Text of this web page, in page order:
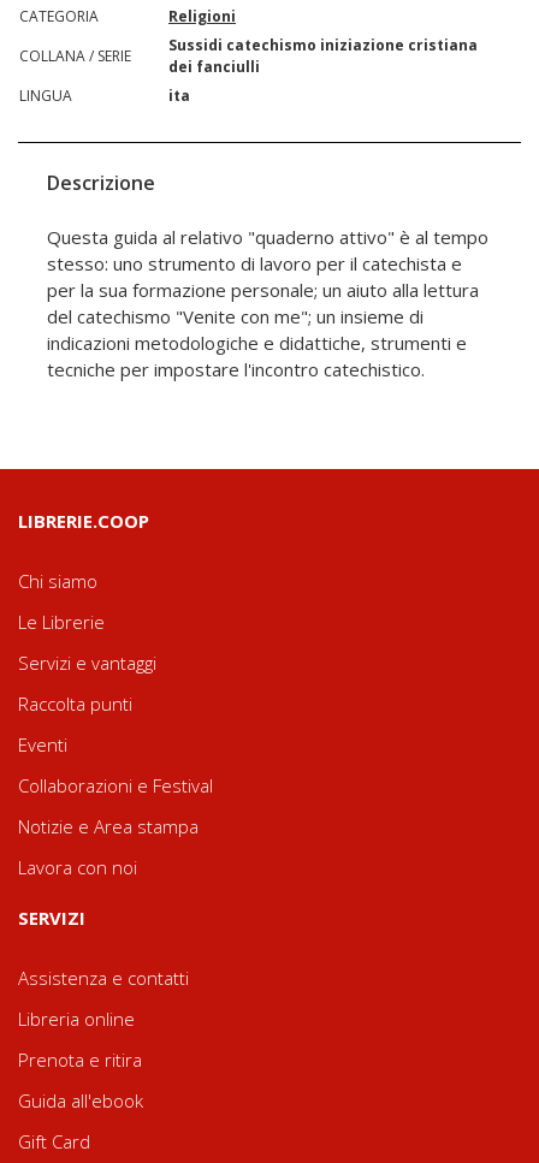
CATEGORIA
Religioni
COLLANA / SERIE
Sussidi catechismo iniziazione cristiana
dei fanciulli
LINGUA
ita
Descrizione
Questa guida al relativo "quaderno attivo" è al tempo
stesso: uno strumento di lavoro per il catechista e
per la sua formazione personale; un aiuto alla lettura
del catechismo "Venite con me"; un insieme di
indicazioni metodologiche e didattiche, strumenti e
tecniche per impostare l'incontro catechistico.
LIBRERIE.COOP
Chi siamo
Le Librerie
Servizi e vantaggi
Raccolta punti
Eventi
Collaborazioni e Festival
Notizie e Area stampa
Lavora con noi
SERVIZI
Assistenza e contatti
Libreria online
Prenota e ritira
Guida all'ebook
Gift Card